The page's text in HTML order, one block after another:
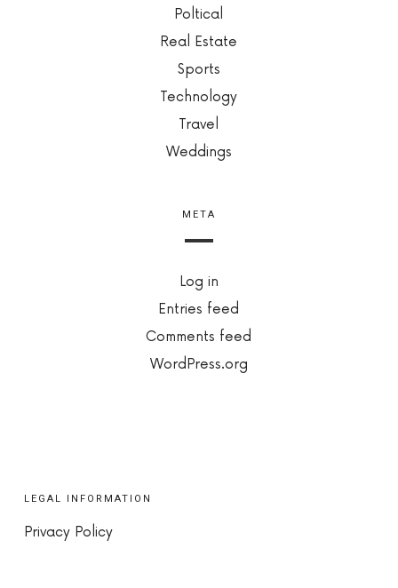
Poltical
Real Estate
Sports
Technology
Travel
Weddings
META
Log in
Entries feed
Comments feed
WordPress.org
LEGAL INFORMATION
Privacy Policy